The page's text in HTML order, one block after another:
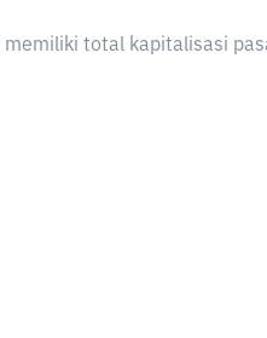
memiliki total kapitalisasi